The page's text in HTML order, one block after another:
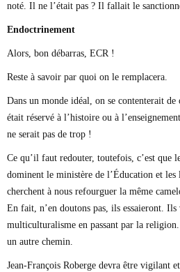
noté. Il ne l’était pas ? Il fallait le
Endoctrinement
Alors, bon débarras, ECR !
Reste à savoir par quoi on le remplacera.
Dans un monde idéal, on se contenterait
était réservé à l’histoire ou à
ne serait pas de trop !
Ce qu’il faut redouter, toutefois, c’est que
dominent le ministère de l’Éducation et
cherchent à nous refourguer la même
En fait, n’en doutons pas, ils essaieront.
multiculturalisme en passant par la religion.
un autre chemin.
Jean-François Roberge devra être vigilant